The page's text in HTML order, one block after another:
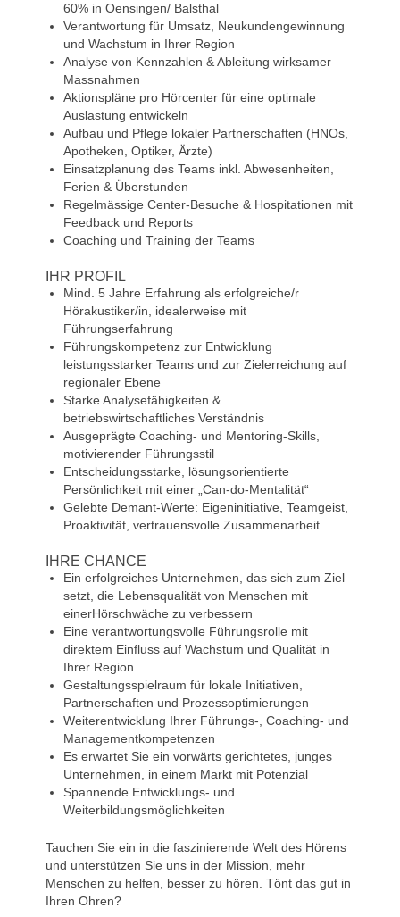
60% in Oensingen/ Balsthal
Verantwortung für Umsatz, Neukundengewinnung
und Wachstum in Ihrer Region
Analyse von Kennzahlen & Ableitung wirksamer
Massnahmen
Aktionspläne pro Hörcenter für eine optimale
Auslastung entwickeln
Aufbau und Pflege lokaler Partnerschaften (HNOs,
Apotheken, Optiker, Ärzte)
Einsatzplanung des Teams inkl. Abwesenheiten,
Ferien & Überstunden
Regelmässige Center-Besuche & Hospitationen mit
Feedback und Reports
Coaching und Training der Teams
IHR PROFIL
Mind. 5 Jahre Erfahrung als erfolgreiche/r
Hörakustiker/in, idealerweise mit
Führungserfahrung
Führungskompetenz zur Entwicklung
leistungsstarker Teams und zur Zielerreichung auf
regionaler Ebene
Starke Analysefähigkeiten &
betriebswirtschaftliches Verständnis
Ausgeprägte Coaching- und Mentoring-Skills,
motivierender Führungsstil
Entscheidungsstarke, lösungsorientierte
Persönlichkeit mit einer „Can-do-Mentalität“
Gelebte Demant-Werte: Eigeninitiative, Teamgeist,
Proaktivität, vertrauensvolle Zusammenarbeit
IHRE CHANCE
Ein erfolgreiches Unternehmen, das sich zum Ziel
setzt, die Lebensqualität von Menschen mit
einerHörschwäche zu verbessern
Eine verantwortungsvolle Führungsrolle mit
direktem Einfluss auf Wachstum und Qualität in
Ihrer Region
Gestaltungsspielraum für lokale Initiativen,
Partnerschaften und Prozessoptimierungen
Weiterentwicklung Ihrer Führungs-, Coaching- und
Managementkompetenzen
Es erwartet Sie ein vorwärts gerichtetes, junges
Unternehmen, in einem Markt mit Potenzial
Spannende Entwicklungs- und
Weiterbildungsmöglichkeiten
Tauchen Sie ein in die faszinierende Welt des Hörens
und unterstützen Sie uns in der Mission, mehr
Menschen zu helfen, besser zu hören. Tönt das gut in
Ihren Ohren?